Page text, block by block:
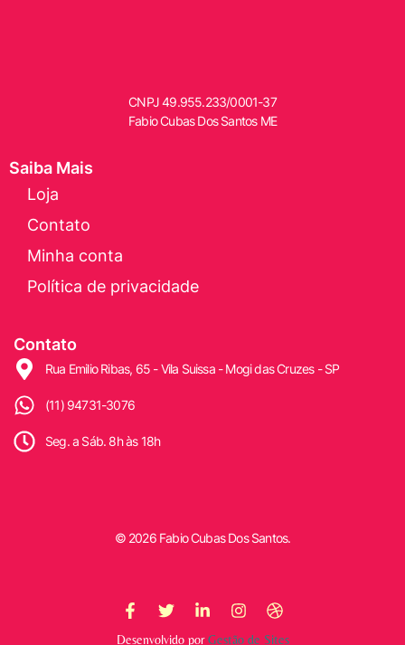
CNPJ49.955.233/0001-37
Fabio Cubas Dos Santos ME
Saiba Mais
Loja
Contato
Minha conta
Política de privacidade
Contato
Rua Emilio Ribas, 65 - Vila Suissa - Mogi das Cruzes - SP
(11) 94731-3076
Seg. a Sáb. 8h às 18h
© 2026 Fabio Cubas Dos Santos.
Desenvolvido porGestão de Sites